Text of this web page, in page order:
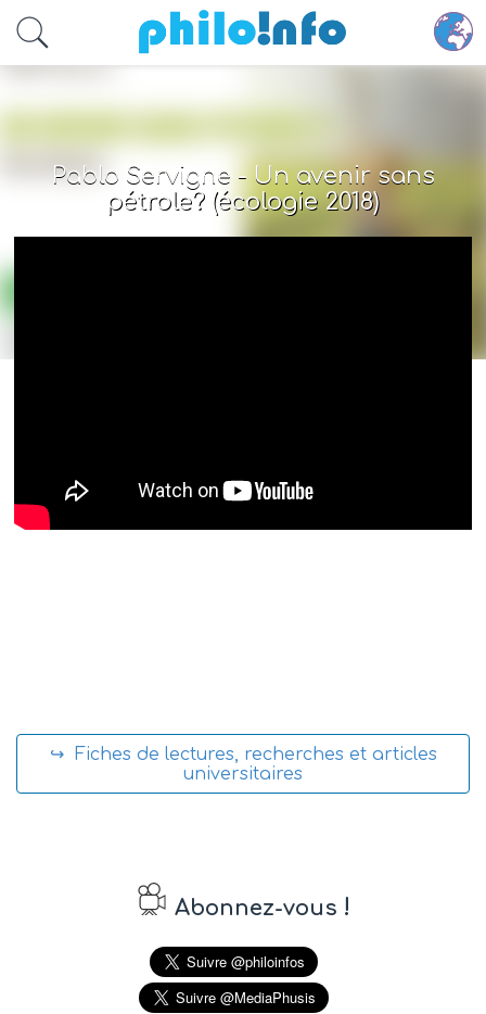
Accéder au contenu principal
Pablo Servigne - Un avenir sans
pétrole? (écologie 2018)
↪ Fiches de lectures, recherches et articles
universitaires
Abonnez-vous !